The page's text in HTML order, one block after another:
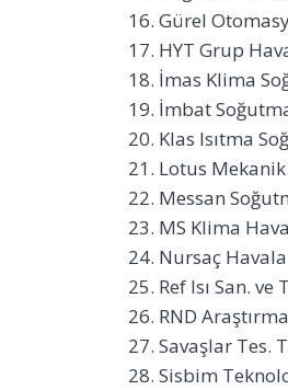
Gürel
HYT Grup
İmas Klima
İmbat
Klas Isıtma
Lotus Mekanik
Messan
MS Klima
Nursaç
Ref Isı San. ve
RND
Savaşlar Tes.
Sisbim